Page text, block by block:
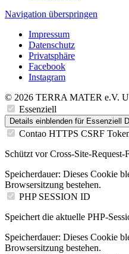
Navigation überspringen
Impressum
Datenschutz
Privatsphäre
Facebook
Instagram
© 2026 TERRA MATER e.V.
Essenziell
Details einblenden für Essenziell
Contao HTTPS CSRF
Schützt vor Cross-Site-
Speicherdauer: Dieses Cookie
Browsersitzung bestehen.
PHP SESSION ID
Speichert die aktuelle PHP-
Speicherdauer: Dieses Cookie
Browsersitzung bestehen.